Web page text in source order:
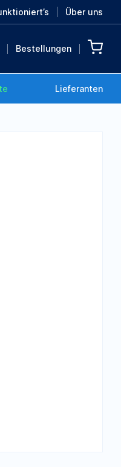
Über uns
Bestellungen
Lieferanten